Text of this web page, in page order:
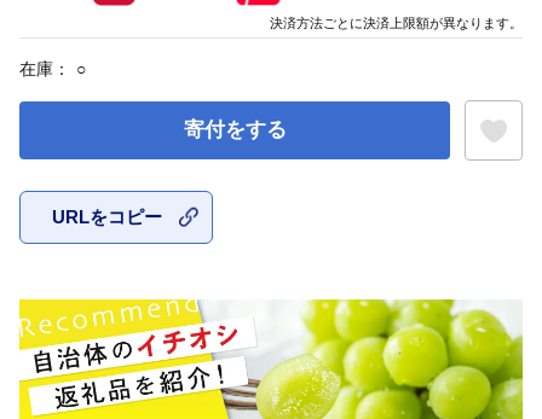
在庫： ○
寄付をする
URLをコピー
決済方法ごとに決済上限額が異なります。